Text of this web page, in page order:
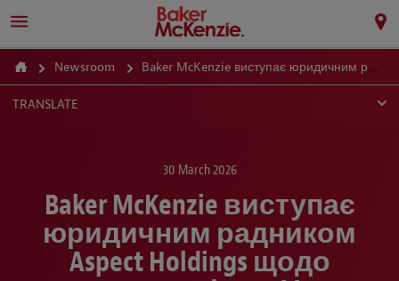
Newsroom Baker McKenzie виступає юридичним радником Aspect Holdings щодо внесення змін до Угоди про розподіл вуглеводнів в межах ділянки Варвинська в Україні
TRANSLATE
30 March 2026
Baker McKenzie виступає
юридичним радником
Aspect Holdings щодо